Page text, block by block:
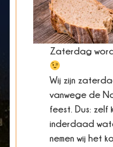
Zaterdag
Wij zijn
vanwege de
feest. Dus:
inderdaad
nemen wij het